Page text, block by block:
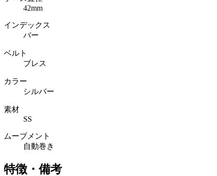
42mm
インデックス
バー
ベルト
ブレス
カラー
シルバー
素材
SS
ムーブメント
自動巻き
特徴・備考